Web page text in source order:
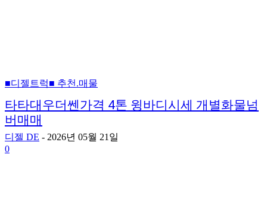
■디젤트럭■ 추천.매물
타타대우더쎈가격 4톤 윙바디시세 개별화물넘
버매매
디젤 DE - 2026년 05월 21일
0